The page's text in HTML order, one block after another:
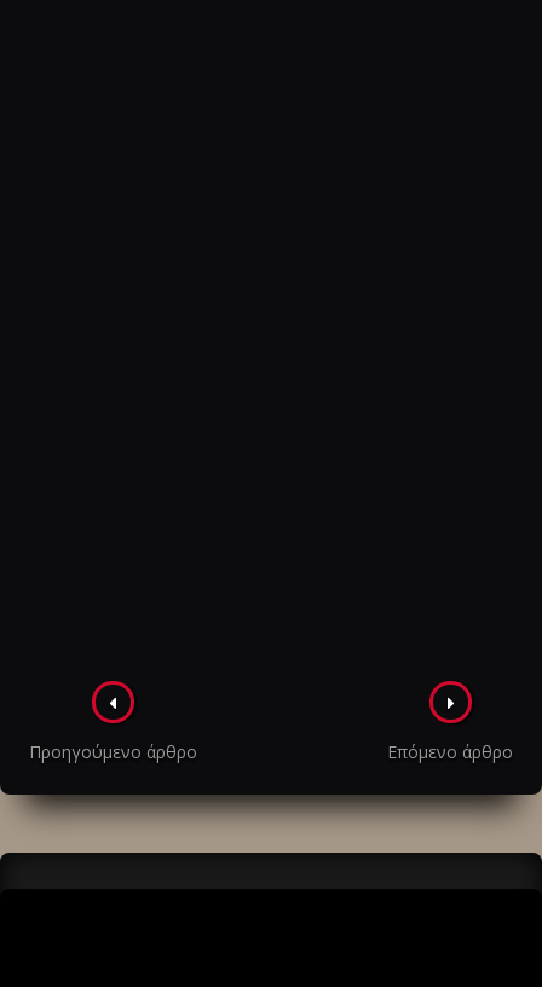
Πλοήγηση
στα
άρθρα
Προηγούμενο άρθρο Επόμενο άρθρο